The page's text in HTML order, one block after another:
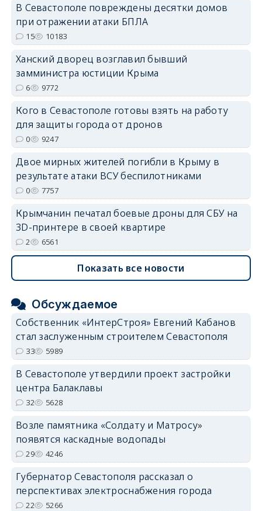
В Севастополе повреждены десятки домов
при отражении атаки БПЛА
15 10183
Ханский дворец возглавил бывший
замминистра юстиции Крыма
6 9772
Кого в Севастополе готовы взять на работу
для защиты города от дронов
0 9247
Двое мирных жителей погибли в Крыму в
результате атаки ВСУ беспилотниками
0 7757
Крымчанин печатал боевые дроны для СБУ на
3D-принтере в своей квартире
2 6561
Показать все новости
Обсуждаемое
Собственник «ИнтерСтроя» Евгений Кабанов
стал заслуженным строителем Севастополя
33 5989
В Севастополе утвердили проект застройки
центра Балаклавы
32 5628
Возле памятника «Солдату и Матросу»
появятся каскадные водопады
29 4246
Губернатор Севастополя рассказал о
перспективах электроснабжения города
22 5266